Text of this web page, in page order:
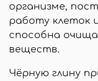
организме,
работу клеток
способна
веществ.
Чёрную глину